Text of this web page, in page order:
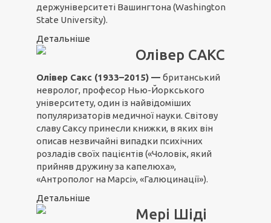
держуніверситеті Вашингтона (Washington
State University).
Детальніше
Олівер САКС
Олівер Сакс (1933–2015) — британський
невролог, професор Нью-Йоркського
університету, один із найвідоміших
популяризаторів медичної науки. Світову
славу Саксу принесли книжки, в яких він
описав незвичайні випадки психічних
розладів своїх пацієнтів («Чоловік, який
прийняв дружину за капелюха»,
«Антрополог на Марсі», «Галюцинації»).
Детальніше
Мері Шіді